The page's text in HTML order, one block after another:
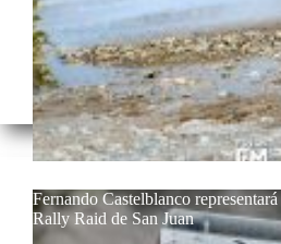
Fernando Castelblanco
Rally Raid de San Juan